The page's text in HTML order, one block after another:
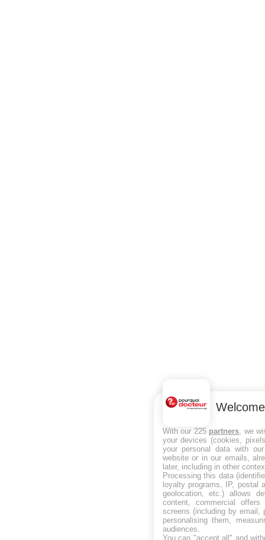
Welcome
With our 225 partners , we
your devices (cookies,
your personal data with
website or in our emails,
later, including in other
Processing this data
loyalty programs, IP, postal
geolocation, etc.) allows
content, commercial
screens (including by email,
personalising them,
audiences.
You can "accept all" and